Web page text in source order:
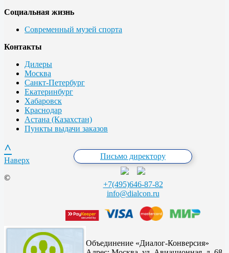
Социальная жизнь
Современный музей спорта
Контакты
Дилеры
Москва
Санкт-Петербург
Екатеринбург
Хабаровск
Краснодар
Астана (Казахстан)
Пункты выдачи заказов
Письмо директору
+7(495)646-87-82
info@dialcon.ru
^
Наверх
©
Объединение «Диалог-Конверсия»